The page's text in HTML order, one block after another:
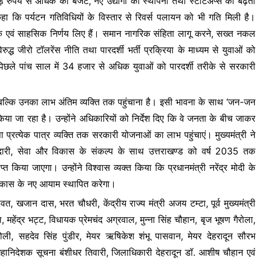
कि पर्यटन गतिविधियों के विस्तार से रिवर्स पलायन को भी गति मिली है।
साहसिक निर्णय लिए हैं। समान नागरिक संहिता लागू करने, सख्त नकल
जीरो टॉलरेंस नीति तथा पारदर्शी भर्ती प्रक्रिया के माध्यम से युवाओं को
पांच साल में 34 हजार से अधिक युवाओं को पारदर्शी तरीके से सरकारी
उनका लाभ अंतिम व्यक्ति तक पहुंचाना है। इसी भावना के साथ ‘जन-जन
जा रहा है। उन्होंने अधिकारियों को निर्देश दिए कि वे जनता के बीच जाकर
पात्र व्यक्ति तक सरकारी योजनाओं का लाभ पहुंचाएं। मुख्यमंत्री ने
सेवा और विकास के संकल्प के साथ उत्तराखण्ड को वर्ष 2035 तक
किया जाएगा। उन्होंने विश्वास व्यक्त किया कि प्रधानमंत्री नरेंद्र मोदी के
के नए आयाम स्थापित करेगा।
खजान दास, भरत चौधरी, केंद्रीय राज्य मंत्री अजय टम्टा, पूर्व मुख्यमंत्री
भट्ट, विधायक प्रेमचंद अग्रवाल, मुन्ना सिंह चौहान, बृज भूषण गैरोला,
सहदेव सिंह पुंडीर, मेयर ऋषिकेश शंभू पासवान, मेयर देहरादून सौरभ
सूचना बंशीधर तिवारी, जिलाधिकारी देहरादून डॉ. आशीष चौहान एवं